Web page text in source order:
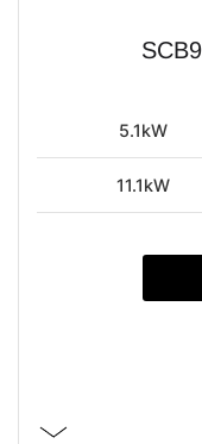
5.1kW
11.1kW